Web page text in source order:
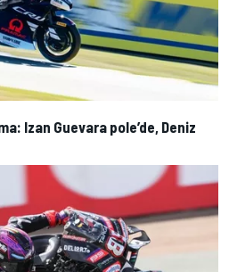
Izan Guevara pole’de, Deniz